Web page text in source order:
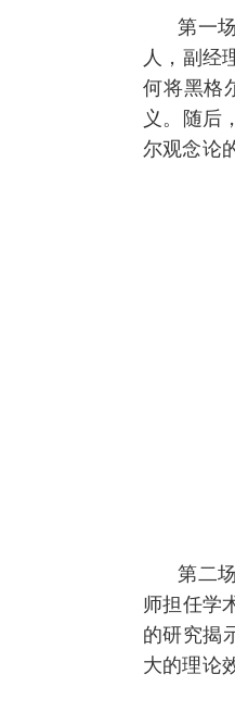
第一
人，副经
何将黑格
义。随后
尔观念论
第二
师担任学
的研究揭
大的理论